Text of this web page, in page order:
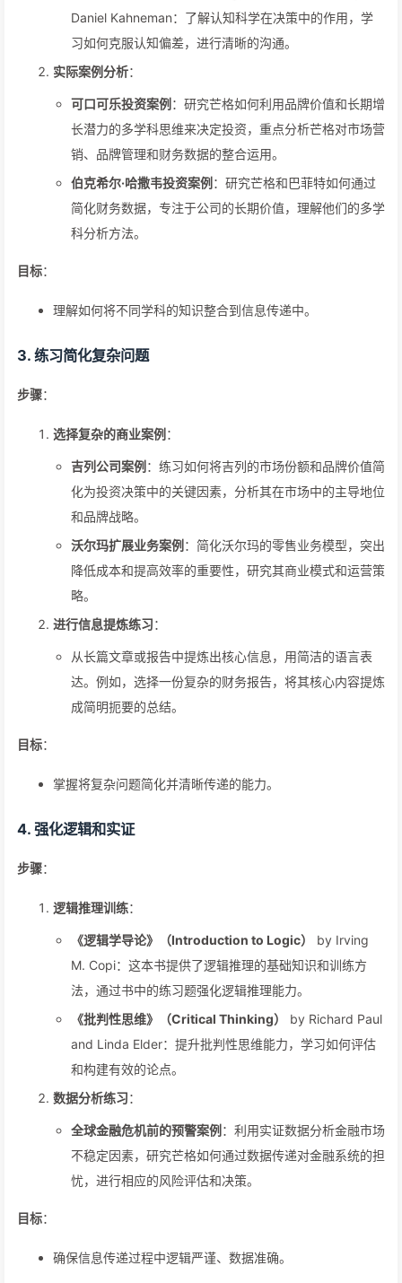
Daniel Kahneman：了解认知科学在决策中的作用，学
习如何克服认知偏差，进行清晰的沟通。
实际案例分析：
可口可乐投资案例 ：研究芒格如何利用品牌价值和长期增
长潜力的多学科思维来决定投资，重点分析芒格对市场营
销、品牌管理和财务数据的整合运用。
伯克希尔·哈撒韦投资案例 ：研究芒格和巴菲特如何通过
简化财务数据，专注于公司的长期价值，理解他们的多学
科分析方法。
目标：
理解如何将不同学科的知识整合到信息传递中。
3. 练习简化复杂问题
步骤：
选择复杂的商业案例 ：
吉列公司案例 ：练习如何将吉列的市场份额和品牌价值简
化为投资决策中的关键因素，分析其在市场中的主导地位
和品牌战略。
沃尔玛扩展业务案例 ：简化沃尔玛的零售业务模型，突出
降低成本和提高效率的重要性，研究其商业模式和运营策
略。
进行信息提炼练习：
从长篇文章或报告中提炼出核心信息，用简洁的语言表
达。例如，选择一份复杂的财务报告，将其核心内容提炼
成简明扼要的总结。
目标：
掌握将复杂问题简化并清晰传递的能力。
4. 强化逻辑和实证
步骤：
逻辑推理训练：
《逻辑学导论》（Introduction to Logic）
by Irving
M. Copi：这本书提供了逻辑推理的基础知识和训练方
法，通过书中的练习题强化逻辑推理能力。
《批判性思维》（Critical Thinking）
by Richard Paul
and Linda Elder：提升批判性思维能力，学习如何评估
和构建有效的论点。
数据分析练习：
全球金融危机前的预警案例 ：利用实证数据分析金融市场
不稳定因素，研究芒格如何通过数据传递对金融系统的担
忧，进行相应的风险评估和决策。
目标：
确保信息传递过程中逻辑严谨、数据准确。